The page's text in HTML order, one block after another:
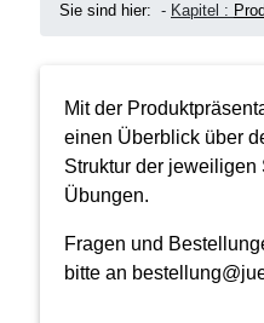
Sie sind hier: - Kapitel :
Mit der
einen Überblick über
Struktur der jeweiligen
Übungen.
Fragen und
bitte an